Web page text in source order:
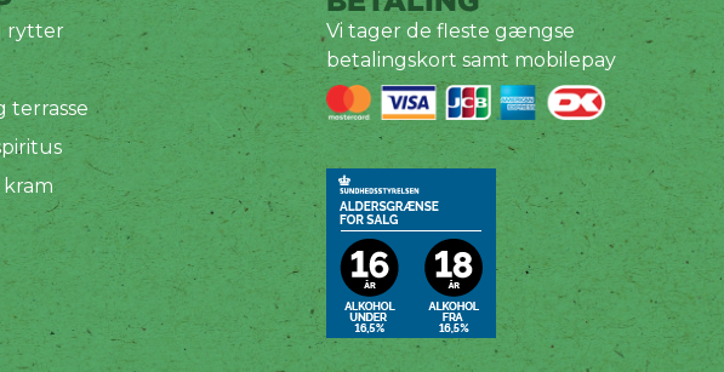
rytter
terrasse
kram
Vi tager de fleste gængse
betalingskort samt mobilepay